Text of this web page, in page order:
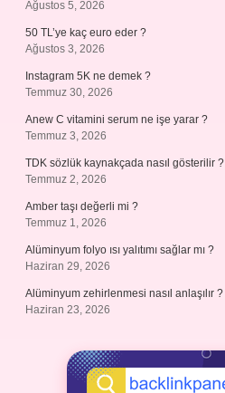
Ağustos 5, 2026
50 TL’ye kaç euro eder ?
Ağustos 3, 2026
Instagram 5K ne demek ?
Temmuz 30, 2026
Anew C vitamini serum ne işe yarar ?
Temmuz 3, 2026
TDK sözlük kaynakçada nasıl gösterilir ?
Temmuz 2, 2026
Amber taşı değerli mi ?
Temmuz 1, 2026
Alüminyum folyo ısı yalıtımı sağlar mı ?
Haziran 29, 2026
Alüminyum zehirlenmesi nasıl anlaşılır ?
Haziran 23, 2026